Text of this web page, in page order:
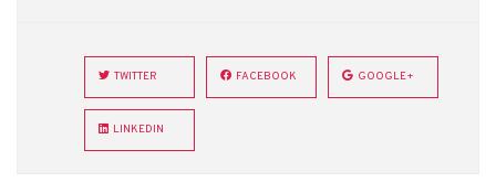
TWITTER FACEBOOK GOOGLE+
LINKEDIN